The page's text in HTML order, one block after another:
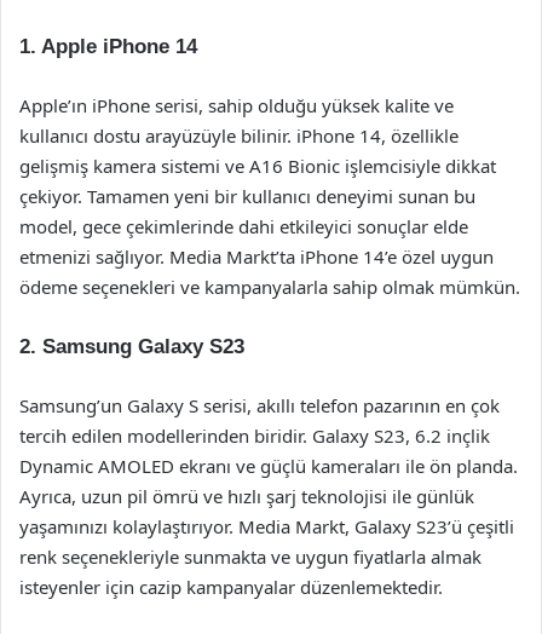
1. Apple iPhone 14
Apple’ın iPhone serisi, sahip olduğu yüksek kalite ve
kullanıcı dostu arayüzüyle bilinir. iPhone 14, özellikle
gelişmiş kamera sistemi ve A16 Bionic işlemcisiyle dikkat
çekiyor. Tamamen yeni bir kullanıcı deneyimi sunan bu
model, gece çekimlerinde dahi etkileyici sonuçlar elde
etmenizi sağlıyor. Media Markt’ta iPhone 14’e özel uygun
ödeme seçenekleri ve kampanyalarla sahip olmak mümkün.
2. Samsung Galaxy S23
Samsung’un Galaxy S serisi, akıllı telefon pazarının en çok
tercih edilen modellerinden biridir. Galaxy S23, 6.2 inçlik
Dynamic AMOLED ekranı ve güçlü kameraları ile ön planda.
Ayrıca, uzun pil ömrü ve hızlı şarj teknolojisi ile günlük
yaşamınızı kolaylaştırıyor. Media Markt, Galaxy S23’ü çeşitli
renk seçenekleriyle sunmakta ve uygun fiyatlarla almak
isteyenler için cazip kampanyalar düzenlemektedir.